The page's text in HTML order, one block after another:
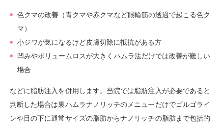
色クマの改善（青クマや赤クマなど眼輪筋の透過で起こる色ク
マ）
小ジワが気になるけど皮膚切除に抵抗がある方
凹みやボリュームロスが大きくハムラ法だけでは改善が難しい
場合
などに脂肪注入を併用します。当院では脂肪注入が必要であると
判断した場合は裏ハムラナノリッチのメニューだけでゴルゴライ
ンや目の下に通常サイズの脂肪からナノリッチの脂肪まで包括的